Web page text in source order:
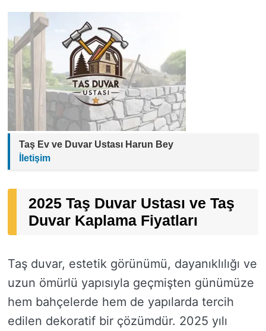
Taş Ev ve Duvar Ustası Harun Bey
İletişim
2025 Taş Duvar Ustası ve Taş
Duvar Kaplama Fiyatları
Taş duvar, estetik görünümü, dayanıklılığı ve
uzun ömürlü yapısıyla geçmişten günümüze
hem bahçelerde hem de yapılarda tercih
edilen dekoratif bir çözümdür. 2025 yılı